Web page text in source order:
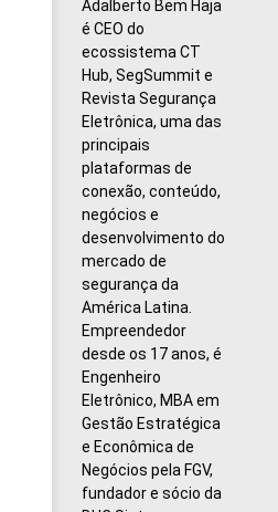
Adalberto Bem Haja
é CEO do
ecossistema CT
Hub, SegSummit e
Revista Segurança
Eletrônica, uma das
principais
plataformas de
conexão, conteúdo,
negócios e
desenvolvimento do
mercado de
segurança da
América Latina.
Empreendedor
desde os 17 anos, é
Engenheiro
Eletrônico, MBA em
Gestão Estratégica
e Econômica de
Negócios pela FGV,
fundador e sócio da